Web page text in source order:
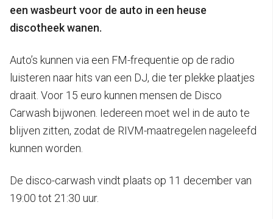
een wasbeurt voor de auto in een heuse
discotheek wanen.
Auto’s kunnen via een FM-frequentie op de radio
luisteren naar hits van een DJ, die ter plekke plaatjes
draait. Voor 15 euro kunnen mensen de Disco
Carwash bijwonen. Iedereen moet wel in de auto te
blijven zitten, zodat de RIVM-maatregelen nageleefd
kunnen worden.
De disco-carwash vindt plaats op 11 december van
19:00 tot 21:30 uur.